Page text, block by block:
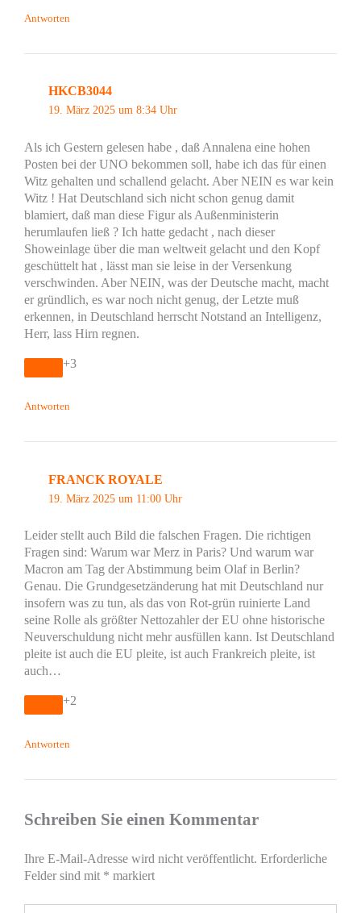
Antworten
HKCB3044
19. März 2025 um 8:34 Uhr
Als ich Gestern gelesen habe , daß Annalena eine hohen
Posten bei der UNO bekommen soll, habe ich das für einen
Witz gehalten und schallend gelacht. Aber NEIN es war kein
Witz ! Hat Deutschland sich nicht schon genug damit
blamiert, daß man diese Figur als Außenministerin
herumlaufen ließ ? Ich hatte gedacht , nach dieser
Showeinlage über die man weltweit gelacht und den Kopf
geschüttelt hat , lässt man sie leise in der Versenkung
verschwinden. Aber NEIN, was der Deutsche macht, macht
er gründlich, es war noch nicht genug, der Letzte muß
erkennen, in Deutschland herrscht Notstand an Intelligenz,
Herr, lass Hirn regnen.
+3
Antworten
FRANCK ROYALE
19. März 2025 um 11:00 Uhr
Leider stellt auch Bild die falschen Fragen. Die richtigen
Fragen sind: Warum war Merz in Paris? Und warum war
Macron am Tag der Abstimmung beim Olaf in Berlin?
Genau. Die Grundgesetzänderung hat mit Deutschland nur
insofern was zu tun, als das von Rot-grün ruinierte Land
seine Rolle als größter Nettozahler der EU ohne historische
Neuverschuldung nicht mehr ausfüllen kann. Ist Deutschland
pleite ist auch die EU pleite, ist auch Frankreich pleite, ist
auch…
+2
Antworten
Schreiben Sie einen Kommentar
Ihre E-Mail-Adresse wird nicht veröffentlicht. Erforderliche
Felder sind mit * markiert